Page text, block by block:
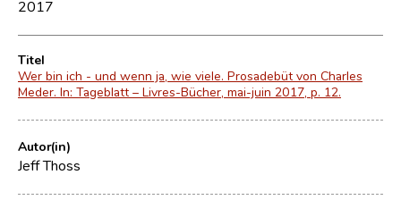
2017
Titel
Wer bin ich - und wenn ja, wie viele. Prosadebüt von Charles
Meder. In: Tageblatt – Livres-Bücher, mai-juin 2017, p. 12.
Autor(in)
Jeff Thoss